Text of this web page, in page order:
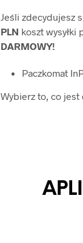
Jeśli zdecydujesz
PLN koszt wysyłki
DARMOWY!
Paczkomat
Wybierz to, co